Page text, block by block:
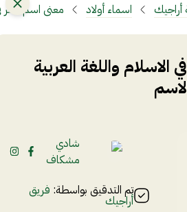
اسماء أولاد معنى اسم عمر
واللغة العربية
شادي
مشكاف
تم التدقيق بواسطة: فريق
أراجيك